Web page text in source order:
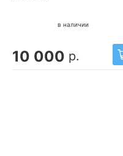
в наличии
10 000 р.